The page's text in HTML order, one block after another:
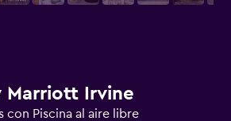
Marriott Irvine
con Piscina al aire libre